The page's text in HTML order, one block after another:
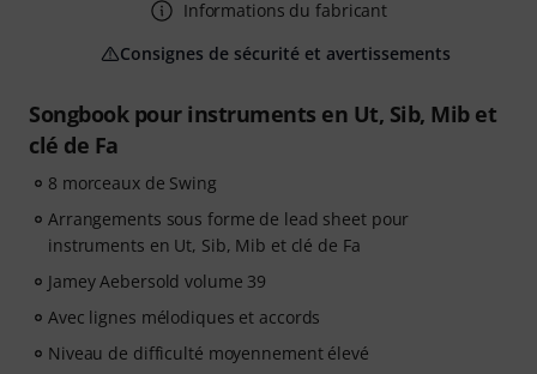
Songbook pour instruments en Ut, Sib, Mib et
clé de Fa
8 morceaux de Swing
Arrangements sous forme de lead sheet pour
instruments en Ut, Sib, Mib et clé de Fa
Jamey Aebersold volume 39
Avec lignes mélodiques et accords
Niveau de difficulté moyennement élevé
Informations du fabricant
Consignes de sécurité et avertissements